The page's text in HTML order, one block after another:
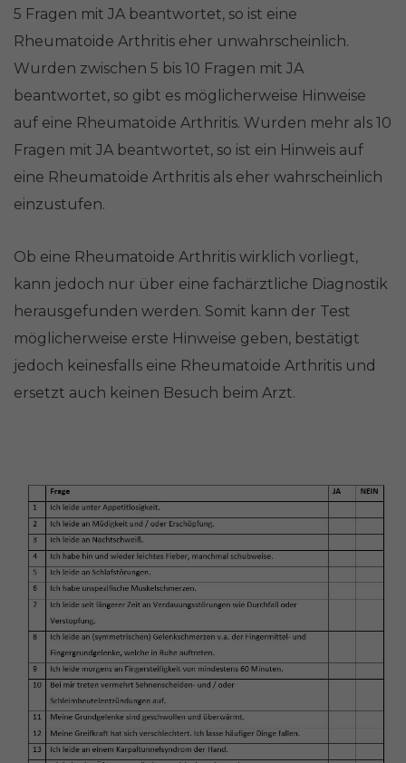
5 Fragen mit JA beantwortet, so ist eine
Rheumatoide Arthritis eher unwahrscheinlich.
Wurden zwischen 5 bis 10 Fragen mit JA
beantwortet, so gibt es möglicherweise Hinweise
auf eine Rheumatoide Arthritis. Wurden mehr als 10
Fragen mit JA beantwortet, so ist ein Hinweis auf
eine Rheumatoide Arthritis als eher wahrscheinlich
einzustufen.
Ob eine Rheumatoide Arthritis wirklich vorliegt,
kann jedoch nur über eine fachärztliche Diagnostik
herausgefunden werden. Somit kann der Test
möglicherweise erste Hinweise geben, bestätigt
jedoch keinesfalls eine Rheumatoide Arthritis und
ersetzt auch keinen Besuch beim Arzt.